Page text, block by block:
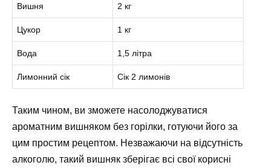
Вишня 2 кг
Цукор 1 кг
Вода 1,5 літра
Лимонний сік Сік 2 лимонів
Таким чином, ви зможете насолоджуватися
ароматним вишняком без горілки, готуючи його за
цим простим рецептом. Незважаючи на відсутність
алкоголю, такий вишняк зберігає всі свої корисні